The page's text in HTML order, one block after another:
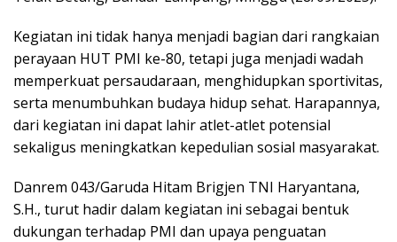
Kegiatan ini tidak hanya menjadi bagian dari rangkaian
perayaan HUT PMI ke-80, tetapi juga menjadi wadah
memperkuat persaudaraan, menghidupkan sportivitas,
serta menumbuhkan budaya hidup sehat. Harapannya,
dari kegiatan ini dapat lahir atlet-atlet potensial
sekaligus meningkatkan kepedulian sosial masyarakat.
Danrem 043/Garuda Hitam Brigjen TNI Haryantana,
S.H., turut hadir dalam kegiatan ini sebagai bentuk
dukungan terhadap PMI dan upaya penguatan